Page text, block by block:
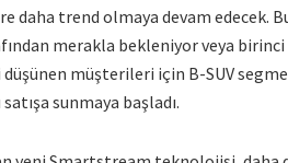
daha trend olmaya devam edecek.
merakla bekleniyor veya birinci
müşterileri için B-SUV
sunmaya başladı.